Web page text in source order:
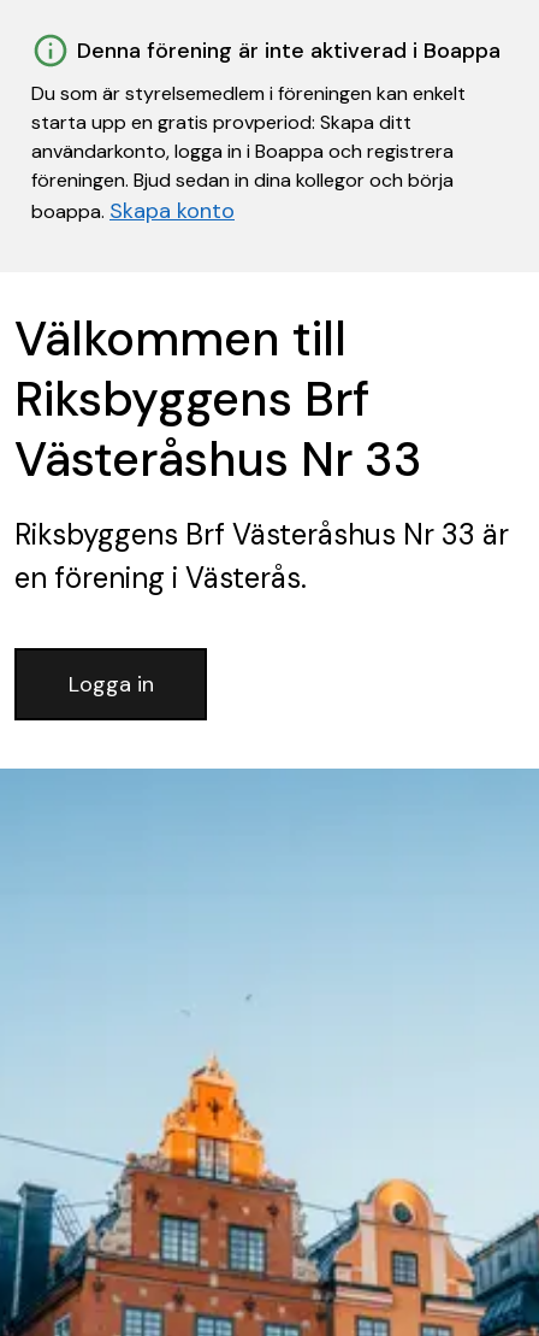
Denna förening är inte aktiverad i Boappa
Du som är styrelsemedlem i föreningen kan enkelt
starta upp en gratis provperiod: Skapa ditt
användarkonto, logga in i Boappa och registrera
föreningen. Bjud sedan in dina kollegor och börja
boappa. Skapa konto
Välkommen till
Riksbyggens Brf
Västeråshus Nr 33
Riksbyggens Brf Västeråshus Nr 33 är
en förening i Västerås.
Logga in